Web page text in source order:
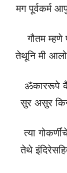
मग पूर्वकर्म
गौतम म्हणे
तेथूनि मी
ॐकाररूपे
सुर असुर
त्या
तेथे